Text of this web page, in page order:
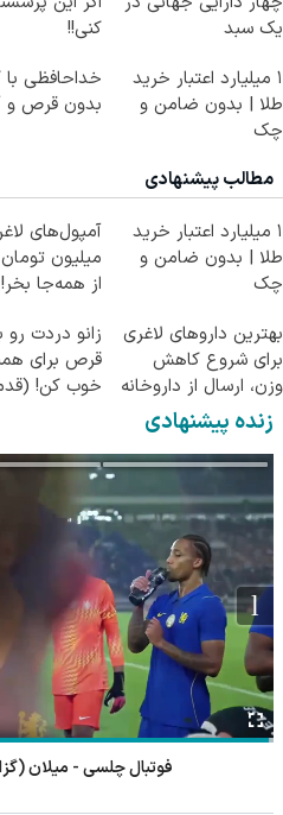
یک سبد
کنی!!
۱ میلیارد اعتبار خرید
طلا | بدون ضامن و
چک
خداحافظی با
بدون قرص و
مطالب پیشنهادی
۱ میلیارد اعتبار خرید
طلا | بدون ضامن و
چک
میلیون تومان
از همه‌جا بخر!
بهترین داروهای لاغری
برای شروع کاهش
وزن، ارسال از داروخانه
های نزدیکت!
زانو دردت
قرص برای
خوب کن!
زنده پیشنهادی
تنیس روی میز نوشاد